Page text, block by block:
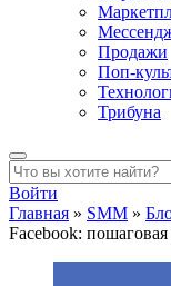
Продажи
Поп-
Трибуна
Войти
Главная » SMM »
Facebook: